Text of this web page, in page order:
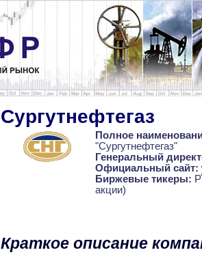
Сургутнефтегаз
Полное
"Сургутнефтегаз"
Генеральный
Официальный сайт:
Биржевые тикеры:
акции)
Краткое описание